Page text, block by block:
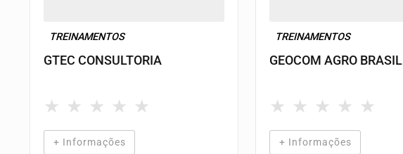
TREINAMENTOS
GTEC CONSULTORIA
★ ★ ★ ★ ★
+ Informações
TREINAMENTOS
GEOCOM AGRO BRASIL
★ ★ ★ ★ ★
+ Informações